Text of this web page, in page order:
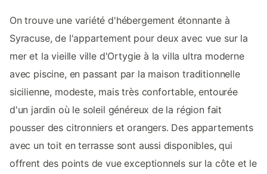
On trouve une variété d'hébergement étonnante à
Syracuse, de l'appartement pour deux avec vue sur la
mer et la vieille ville d'Ortygie à la villa ultra moderne
avec piscine, en passant par la maison traditionnelle
sicilienne, modeste, mais très confortable, entourée
d'un jardin où le soleil généreux de la région fait
pousser des citronniers et orangers. Des appartements
avec un toit en terrasse sont aussi disponibles, qui
offrent des points de vue exceptionnels sur la côte et le